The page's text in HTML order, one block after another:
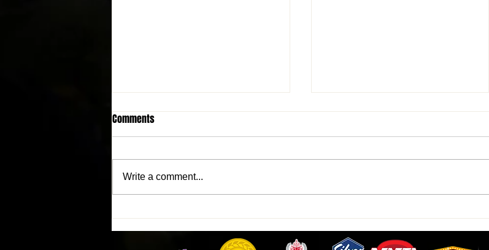
Indios de Mayagüez tendrán
entrada GRATIS este martes
Indios aclaran proceso de
cambio
Comments
Write a comment...